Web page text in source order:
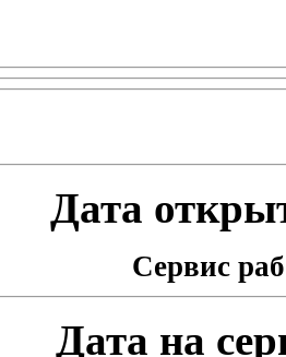
Дата
Сервис
Дата на